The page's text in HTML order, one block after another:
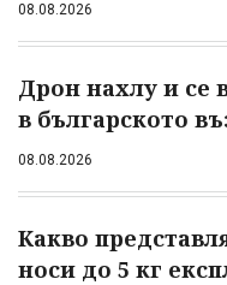
08.08.2026
Дрон нахлу и се
в българското
08.08.2026
Какво
носи до 5 кг